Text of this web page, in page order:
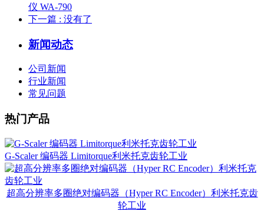
仪 WA-790
下一篇 : 没有了
新闻动态
公司新闻
行业新闻
常见问题
热门产品
G-Scaler 编码器 Limitorque利米托克齿轮工业
超高分辨率多圈绝对编码器（Hyper RC Encoder）利米托克齿
轮工业